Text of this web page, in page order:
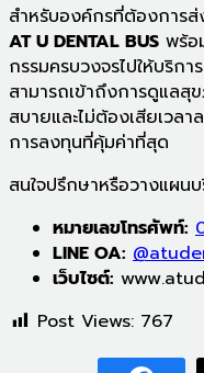
สำหรับองค์กรที่ต้องการ
AT U DENTAL BUS พร้อ
กรรมครบวงจรไปให้บริ
สามารถเข้าถึงการดูแลสุ
สบายและไม่ต้องเสียเวล
การลงทุนที่คุ้มค่าที่สุด
สนใจปรึกษาหรือวางแผ
หมายเลขโทรศัพท์:
LINE OA:
เว็บไซต์:
Post Views: 767